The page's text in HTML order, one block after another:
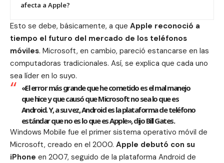
afecta a Apple?
Esto se debe, básicamente, a que Apple reconoció a
tiempo el futuro del mercado de los teléfonos
móviles. Microsoft, en cambio, pareció estancarse en las
computadoras tradicionales. Así, se explica que cada uno
sea líder en lo suyo.
«El error más grande que he cometido es el mal manejo
que hice y que causó que Microsoft no sea lo que es
Android. Y, a su vez, Android es la plataforma de teléfono
estándar que no es lo que es Apple», dijo Bill Gates.
Windows Mobile fue el primer sistema operativo móvil de
Microsoft, creado en el 2000. Apple debutó con su
iPhone en 2007, seguido de la plataforma Android de